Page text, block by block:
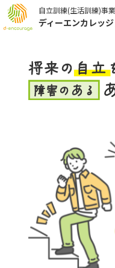
自立訓練(生活訓練)事
ディーエンカレッジ